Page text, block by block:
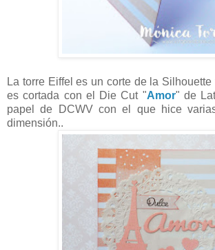
La torre Eiffel es un corte de la
es cortada con el Die Cut "Amor" de
papel de DCWV con el que hice
dimensión..